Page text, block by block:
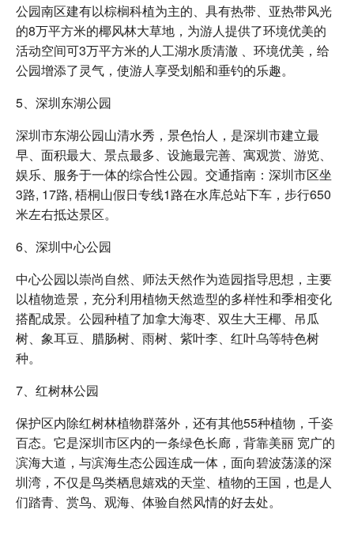
公园南区建有以棕榈科植为主的、具有热带、亚热带风光
的8万平方米的椰风林大草地，为游人提供了环境优美的
活动空间可3万平方米的人工湖水质清澈 、环境优美，给
公园增添了灵气，使游人享受划船和垂钓的乐趣。
5、深圳东湖公园
深圳市东湖公园山清水秀，景色怡人，是深圳市建立最
早、面积最大、景点最多、设施最完善、寓观赏、游览、
娱乐、服务于一体的综合性公园。交通指南：深圳市区坐
3路, 17路, 梧桐山假日专线1路在水库总站下车，步行650
米左右抵达景区。
6、深圳中心公园
中心公园以崇尚自然、师法天然作为造园指导思想，主要
以植物造景，充分利用植物天然造型的多样性和季相变化
搭配成景。公园种植了加拿大海枣、双生大王椰、吊瓜
树、象耳豆、腊肠树、雨树、紫叶李、红叶乌等特色树
种。
7、红树林公园
保护区内除红树林植物群落外，还有其他55种植物，千姿
百态。它是深圳市区内的一条绿色长廊，背靠美丽 宽广的
滨海大道，与滨海生态公园连成一体，面向碧波荡漾的深
圳湾，不仅是鸟类栖息嬉戏的天堂、植物的王国，也是人
们踏青、赏鸟、观海、体验自然风情的好去处。